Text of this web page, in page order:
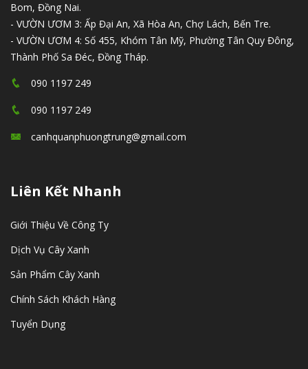
Bom, Đồng Nai.
- VƯỜN ƯƠM 3: Ấp Đại An, Xã Hòa An, Chợ Lách, Bến Tre.
- VƯỜN ƯƠM 4: Số 455, Khóm Tân Mỹ, Phường Tân Quy Đông,
Thành Phố Sa Đéc, Đồng Tháp.
090 1197 249
090 1197 249
canhquanphuongtrung@gmail.com
Liên Kết Nhanh
Giới Thiệu Về Công Ty
Dịch Vụ Cây Xanh
Sản Phẩm Cây Xanh
Chính Sách Khách Hàng
Tuyển Dụng